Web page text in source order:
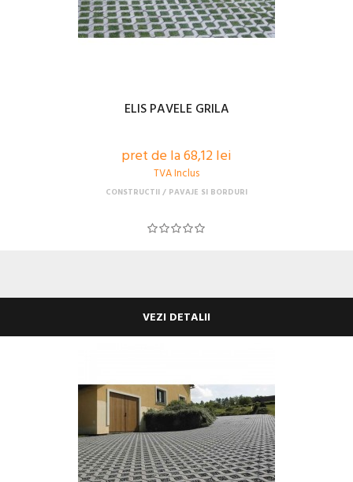
ELIS PAVELE GRILA
pret de la 68,12 lei
TVA Inclus
CONSTRUCTII PAVAJE SI BORDURI
VEZI DETALII